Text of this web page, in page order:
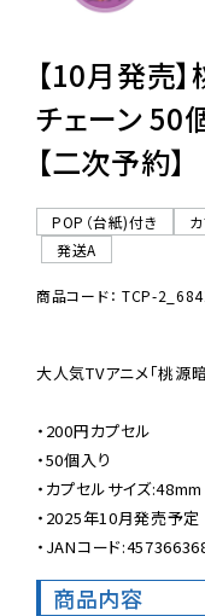
ご
06-
【10月発売
チェーン 50
【二次予約】
POP（台紙)付き
発送A
商品コード： TCP-
大人気TVアニメ「桃源
・200円カプセル
・50個入り
・カプセルサイズ:48mm
・2025年10月発売予定
・JANコード
商品内容